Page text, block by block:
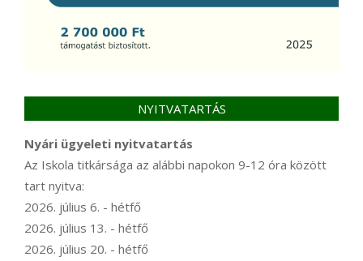
NYITVATARTÁS
Nyári ügyeleti nyitvatartás
Az Iskola titkársága az alábbi napokon 9-12 óra között
tart nyitva:
2026. július 6. - hétfő
2026. július 13. - hétfő
2026. július 20. - hétfő